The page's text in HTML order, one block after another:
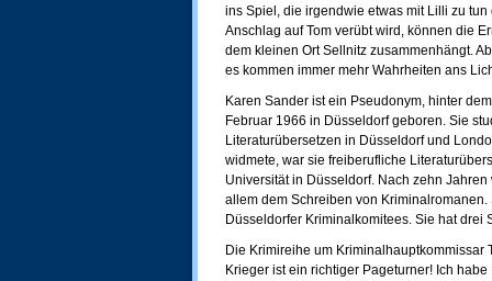
ins Spiel, die irgendwie etwas mit Lilli zu
Anschlag auf Tom verübt wird, können die
dem kleinen Ort Sellnitz zusammenhängt.
es kommen immer mehr Wahrheiten ans
Karen Sander ist ein Pseudonym, hinter
Februar 1966 in Düsseldorf geboren. Sie
Literaturübersetzen in Düsseldorf und
widmete, war sie freiberufliche
Universität in Düsseldorf. Nach zehn
allem dem Schreiben von
Düsseldorfer Kriminalkomitees. Sie hat
Die Krimireihe um
Krieger ist ein richtiger Pageturner! Ich